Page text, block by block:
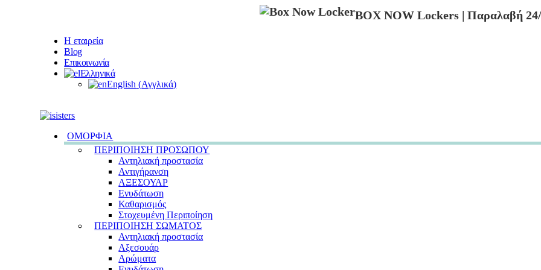
BOX NOW Lockers | Παραλαβή
Η εταιρεία
Blog
Επικοινωνία
Ελληνικά
English (Αγγλικά)
ΟΜΟΡΦΙΑ
ΠΕΡΙΠΟΙΗΣΗ ΠΡΟΣΩΠΟΥ
Αντηλιακή προστασία
Αντιγήρανση
ΑΞΕΣΟΥΑΡ
Ενυδάτωση
Καθαρισμός
Στοχευμένη Περιποίηση
ΠΕΡΙΠΟΙΗΣΗ ΣΩΜΑΤΟΣ
Αντηλιακή προστασία
Αξεσουάρ
Αρώματα